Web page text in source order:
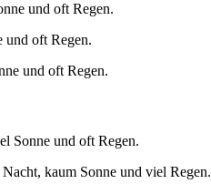
und oft Regen.
und oft Regen.
und oft Regen.
Sonne und oft Regen.
kaum Sonne und viel Regen.